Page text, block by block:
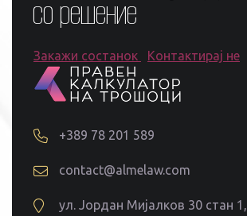
со решение
Закажи состанок Контактирај не
+389 78 201 589
contact@almelaw.com
ул. Јордан Мијалков 30 стан